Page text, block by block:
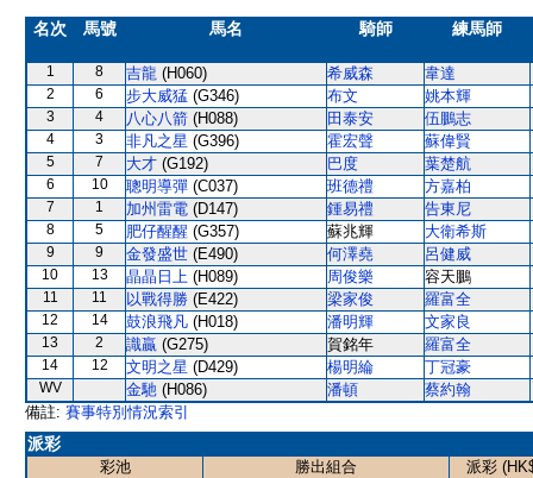
名次 馬號 馬名 騎師 練馬師
1 8 吉龍 (H060) 希威森 韋達
2 6 步大威猛 (G346) 布文 姚本輝
3 4 八心八箭 (H088) 田泰安 伍鵬志
4 3 非凡之星 (G396) 霍宏聲 蘇偉賢
5 7 大才 (G192) 巴度 葉楚航
6 10 聰明導彈 (C037) 班德禮 方嘉柏
7 1 加州雷電 (D147) 鍾易禮 告東尼
8 5 肥仔醒醒 (G357) 蘇兆輝 大衛希斯
9 9 金發盛世 (E490) 何澤堯 呂健威
10 13 晶晶日上 (H089) 周俊樂 容天鵬
11 11 以戰得勝 (E422) 梁家俊 羅富全
12 14 鼓浪飛凡 (H018) 潘明輝 文家良
13 2 識贏 (G275) 賀銘年 羅富全
14 12 文明之星 (D429) 楊明綸 丁冠豪
WV 金馳 (H086) 潘頓
蔡約翰
備註: 賽事特別情況索引
派彩
彩池 勝出組合
派彩